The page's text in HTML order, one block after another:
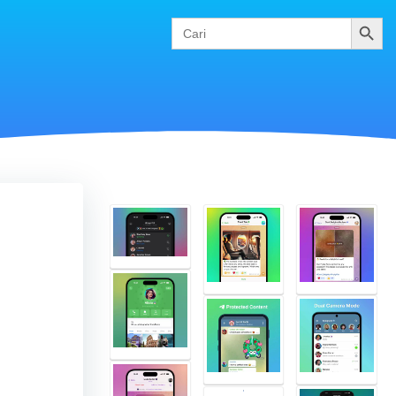
Search
for:
Cari